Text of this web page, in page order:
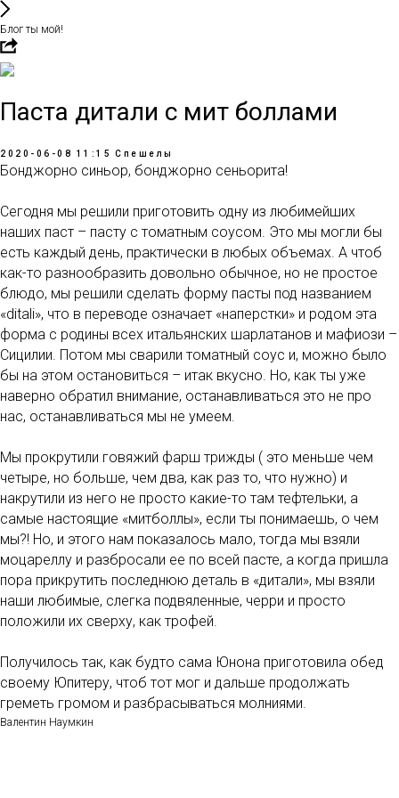
Блог ты мой!
Паста дитали с мит боллами
2020-06-08 11:15 Спешелы
Бонджорно синьор, бонджорно сеньорита!
Сегодня мы решили приготовить одну из любимейших
наших паст – пасту с томатным соусом. Это мы могли бы
есть каждый день, практически в любых объемах. А чтоб
как-то разнообразить довольно обычное, но не простое
блюдо, мы решили сделать форму пасты под названием
«ditali», что в переводе означает «наперстки» и родом эта
форма с родины всех итальянских шарлатанов и мафиози –
Сицилии. Потом мы сварили томатный соус и, можно было
бы на этом остановиться – итак вкусно. Но, как ты уже
наверно обратил внимание, останавливаться это не про
нас, останавливаться мы не умеем.
Мы прокрутили говяжий фарш трижды ( это меньше чем
четыре, но больше, чем два, как раз то, что нужно) и
накрутили из него не просто какие-то там тефтельки, а
самые настоящие «митболлы», если ты понимаешь, о чем
мы?! Но, и этого нам показалось мало, тогда мы взяли
моцареллу и разбросали ее по всей пасте, а когда пришла
пора прикрутить последнюю деталь в «дитали», мы взяли
наши любимые, слегка подвяленные, черри и просто
положили их сверху, как трофей.
Получилось так, как будто сама Юнона приготовила обед
своему Юпитеру, чтоб тот мог и дальше продолжать
греметь громом и разбрасываться молниями.
Валентин Наумкин